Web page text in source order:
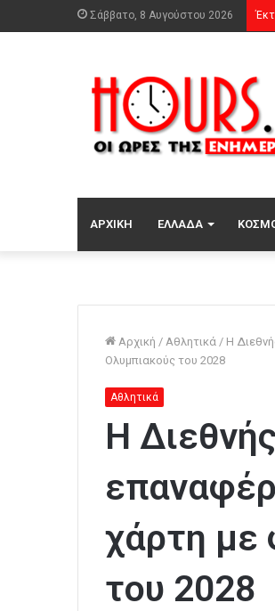
Σάββατο, 8 Αυγούστου 2026
ΑΡΧΙΚΉ ΕΛΛΆΔΑ
Αρχική / Αθλητικά / Η
Ολυμπιακούς του 2028
Αθλητικά
Η
χάρτη με
του 2028